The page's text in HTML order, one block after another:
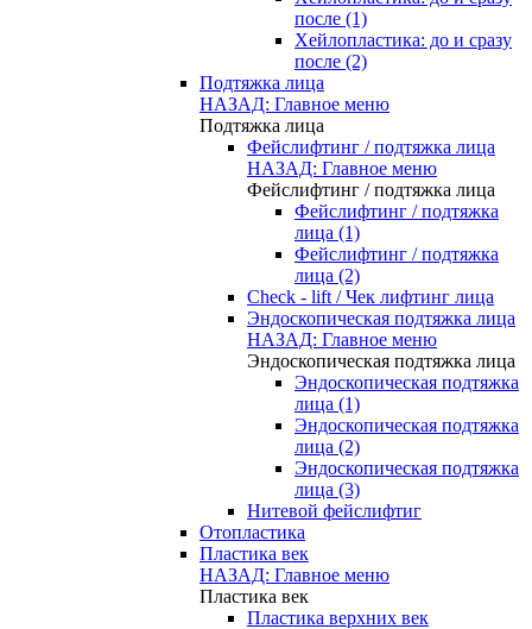
после (1)
Хейлопластика: до и сразу
после (2)
Подтяжка лица
НАЗАД: Главное меню
Подтяжка лица
Фейслифтинг / подтяжка лица
НАЗАД: Главное меню
Фейслифтинг / подтяжка лица
Фейслифтинг / подтяжка
лица (1)
Фейслифтинг / подтяжка
лица (2)
Check - lift / Чек лифтинг лица
Эндоскопическая подтяжка лица
НАЗАД: Главное меню
Эндоскопическая подтяжка лица
Эндоскопическая подтяжка
лица (1)
Эндоскопическая подтяжка
лица (2)
Эндоскопическая подтяжка
лица (3)
Нитевой фейслифтиг
Отопластика
Пластика век
НАЗАД: Главное меню
Пластика век
Пластика верхних век